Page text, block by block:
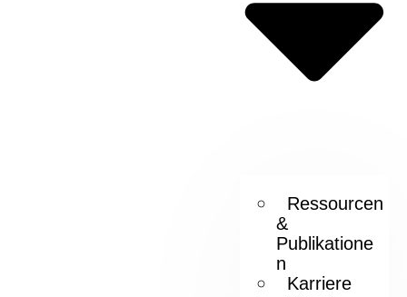
Ressourcen
&
Publikatione
n
Karriere